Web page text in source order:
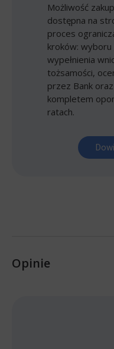
Możliwość
dostępna na
proces
kroków:
wypełnienia
tożsamości,
przez Bank
kompletem
ratach.
Opinie